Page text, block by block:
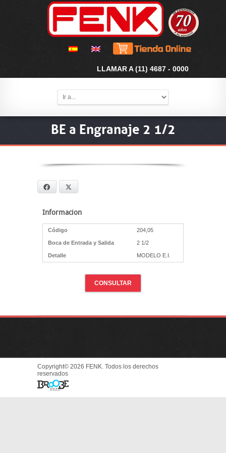
LLAMAR A (11) 4687 - 0000
BE a Engranaje 2 1/2
Facebook
Informacion
Código 204,05
Boca de Entrada y Salida 2 1/2
Detalle MODELO E.I.
CONSULTAR
Copyright© 2026 FENK. Todos los derechos
reservados